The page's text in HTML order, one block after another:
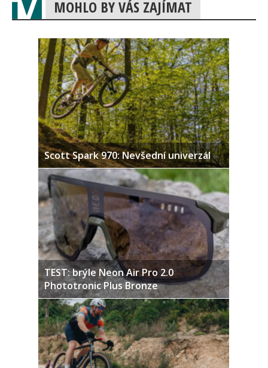
MOHLO BY VÁS ZAJÍMAT
Scott Spark 970: Nevšední univerzál
TEST: brýle Neon Air Pro 2.0
Phototronic Plus Bronze